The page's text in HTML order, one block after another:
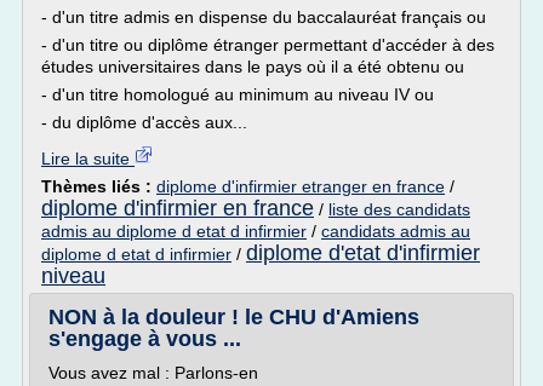
- d'un titre admis en dispense du baccalauréat français ou
- d'un titre ou diplôme étranger permettant d'accéder à des
études universitaires dans le pays où il a été obtenu ou
- d'un titre homologué au minimum au niveau IV ou
- du diplôme d'accès aux...
Lire la suite
Thèmes liés : diplome d'infirmier etranger en france /
diplome d'infirmier en france / liste des candidats
admis au diplome d etat d infirmier / candidats admis au
diplome d etat d infirmier / diplome d'etat d'infirmier
niveau
NON à la douleur ! le CHU d'Amiens
s'engage à vous ...
Vous avez mal : Parlons-en